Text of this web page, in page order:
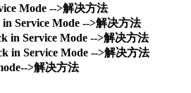
Mode -->解决方法
Service Mode -->解决方法
in Service Mode -->解决方法
in Service Mode -->解决方法
>解决方法